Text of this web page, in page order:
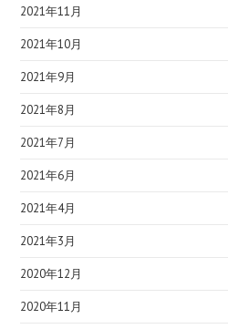
2021年11月
2021年10月
2021年9月
2021年8月
2021年7月
2021年6月
2021年4月
2021年3月
2020年12月
2020年11月